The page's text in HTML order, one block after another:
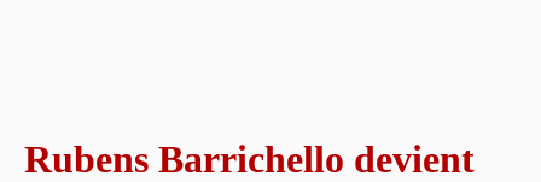
Rubens Barrichello devient